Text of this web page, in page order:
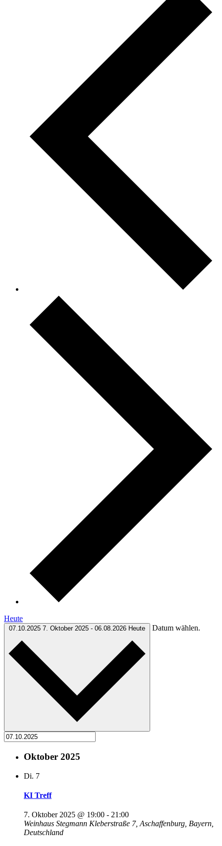
Heute
07.10.2025 7. Oktober 2025 - 06.08.2026 Heute Datum wählen.
Oktober 2025
Di. 7
KI Treff
7. Oktober 2025 @ 19:00 - 21:00
Weinhaus Stegmann Kleberstraße 7, Aschaffenburg, Bayern,
Deutschland